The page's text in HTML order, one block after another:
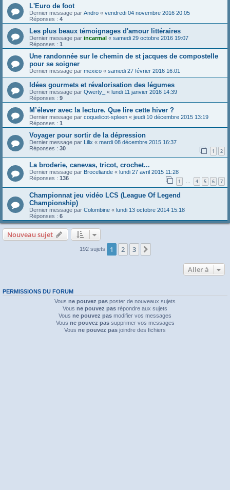
L'Euro de foot
Dernier message par Andro « vendredi 04 novembre 2016 20:05
Réponses : 4
Les plus beaux témoignages d'amour littéraires
Dernier message par incarmal « samedi 29 octobre 2016 19:07
Réponses : 1
Une randonnée sur le chemin de st jacques de compostelle
pour se soigner
Dernier message par mexico « samedi 27 février 2016 16:01
Idées gourmets et révalorisation des légumes
Dernier message par Qwerty_ « lundi 11 janvier 2016 14:39
Réponses : 9
M’élever avec la lecture. Que lire cette hiver ?
Dernier message par coquelicot-spleen « jeudi 10 décembre 2015 13:19
Réponses : 1
Voyager pour sortir de la dépression
Dernier message par Lilix « mardi 08 décembre 2015 16:37
Réponses : 30 1 2
La broderie, canevas, tricot, crochet...
Dernier message par Broceliande « lundi 27 avril 2015 11:28
Réponses : 136 1 … 4 5 6 7
Championnat jeu vidéo LCS (League Of Legend
Championship)
Dernier message par Colombine « lundi 13 octobre 2014 15:18
Réponses : 6
Nouveau sujet
192 sujets 1 2 3
Aller à
PERMISSIONS DU FORUM
Vous ne pouvez pas poster de nouveaux sujets
Vous ne pouvez pas répondre aux sujets
Vous ne pouvez pas modifier vos messages
Vous ne pouvez passupprimer vos messages
Vous ne pouvez pas joindre des fichiers